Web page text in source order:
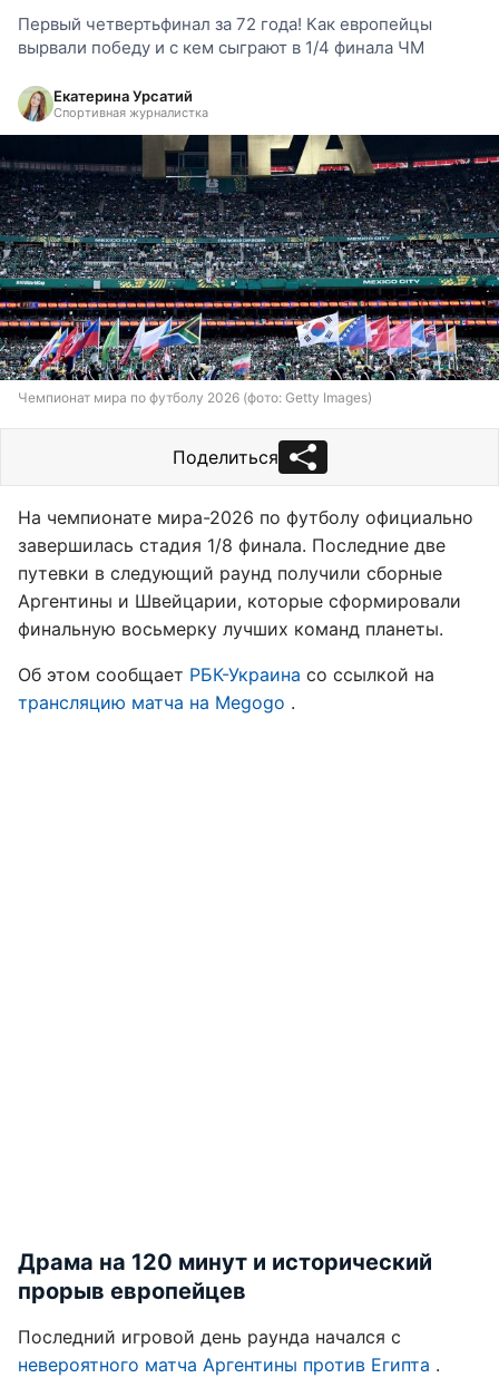
Первый четвертьфинал за 72 года! Как европейцы
вырвали победу и с кем сыграют в 1/4 финала ЧМ
Екатерина Урсатий
Спортивная журналистка
Чемпионат мира по футболу 2026 (фото: Getty Images)
Поделиться
На чемпионате мира-2026 по футболу официально
завершилась стадия 1/8 финала. Последние две
путевки в следующий раунд получили сборные
Аргентины и Швейцарии, которые сформировали
финальную восьмерку лучших команд планеты.
Об этом сообщает РБК-Украина со ссылкой на
трансляцию матча на Megogo .
Драма на 120 минут и исторический
прорыв европейцев
Последний игровой день раунда начался с
невероятного матча Аргентины против Египта .